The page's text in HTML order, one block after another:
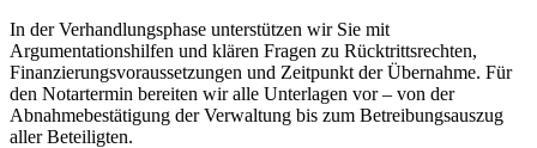
In der Verhandlungsphase unterstützen wir Sie mit
Argumentationshilfen und klären Fragen zu Rücktrittsrechten,
Finanzierungsvoraussetzungen und Zeitpunkt der Übernahme. Für
den Notartermin bereiten wir alle Unterlagen vor – von der
Abnahmebestätigung der Verwaltung bis zum Betreibungsauszug
aller Beteiligten.